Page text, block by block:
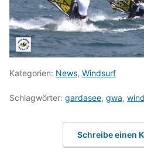
Kategorien: News, Windsurf
Schlagwörter: gardasee, gwa,
Schreibe einen